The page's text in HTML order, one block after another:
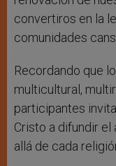
convertiros en la
comunidades
Recordando que
multicultural,
participantes
Cristo a difundir
allá de cada